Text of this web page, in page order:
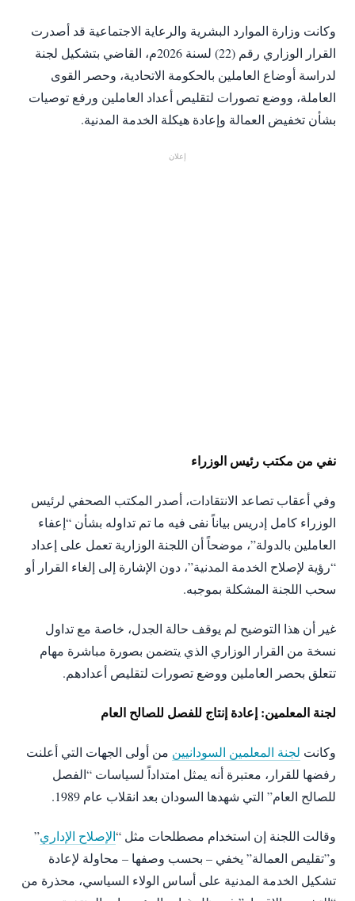
وكانت وزارة الموارد البشرية والرعاية الاجتماعية قد أصدرت
القرار الوزاري رقم (22) لسنة 2026م، القاضي بتشكيل لجنة
لدراسة أوضاع العاملين بالحكومة الاتحادية، وحصر القوى
العاملة، ووضع تصورات لتقليص أعداد العاملين ورفع توصيات
بشأن تخفيض العمالة وإعادة هيكلة الخدمة المدنية.
إعلان
نفي من مكتب رئيس الوزراء
وفي أعقاب تصاعد الانتقادات، أصدر المكتب الصحفي لرئيس
الوزراء كامل إدريس بياناً نفى فيه ما تم تداوله بشأن “إعفاء
العاملين بالدولة”، موضحاً أن اللجنة الوزارية تعمل على إعداد
“رؤية لإصلاح الخدمة المدنية”، دون الإشارة إلى إلغاء القرار أو
سحب اللجنة المشكلة بموجبه.
غير أن هذا التوضيح لم يوقف حالة الجدل، خاصة مع تداول
نسخة من القرار الوزاري الذي يتضمن بصورة مباشرة مهام
تتعلق بحصر العاملين ووضع تصورات لتقليص أعدادهم.
لجنة المعلمين: إعادة إنتاج للفصل للصالح العام
وكانت لجنة المعلمين السودانيين من أولى الجهات التي أعلنت
رفضها للقرار، معتبرة أنه يمثل امتداداً لسياسات “الفصل
للصالح العام” التي شهدها السودان بعد انقلاب عام 1989.
وقالت اللجنة إن استخدام مصطلحات مثل “الإصلاح الإداري”
و”تقليص العمالة” يخفي – بحسب وصفها – محاولة لإعادة
تشكيل الخدمة المدنية على أساس الولاء السياسي، محذرة من